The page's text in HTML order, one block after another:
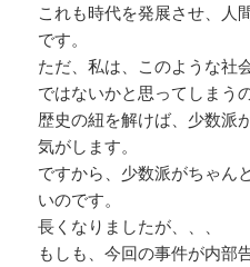
これも時代を発展させ、人
です。
ただ、私は、このような社
ではないかと思ってしまう
歴史の紐を解けば、少数派
気がします。
ですから、少数派がちゃん
いのです。
長くなりましたが、、、
もしも、今回の事件が内部